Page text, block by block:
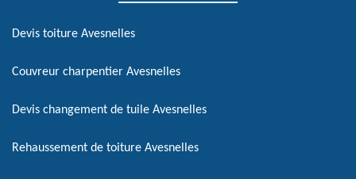
Devis toiture Avesnelles
Couvreur charpentier Avesnelles
Devis changement de tuile Avesnelles
Rehaussement de toiture Avesnelles